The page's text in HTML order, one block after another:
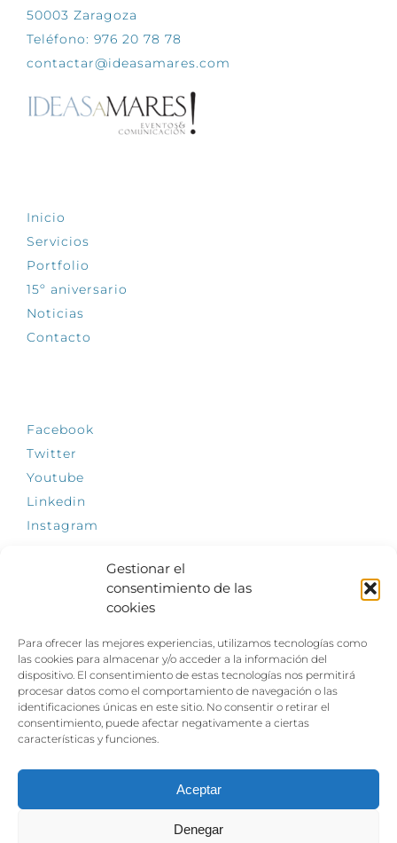
Gestionar el
consentimiento de las
cookies
Para ofrecer las mejores experiencias, utilizamos tecnologías como
las cookies para almacenar y/o acceder a la información del
dispositivo. El consentimiento de estas tecnologías nos permitirá
procesar datos como el comportamiento de navegación o las
identificaciones únicas en este sitio. No consentir o retirar el
consentimiento, puede afectar negativamente a ciertas
características y funciones.
Aceptar
Denegar
50003 Zaragoza
Teléfono: 976 20 78 78
contactar@ideasamares.com
Inicio
Servicios
Portfolio
15º aniversario
Noticias
Contacto
Facebook
Twitter
Youtube
Linkedin
Instagram
El empleo, la gran llave para una vida
independiente: Fundación Dfa reclama un
impulso decidido a la inclusión laboral de las
personas con discapacidad
Clown, circo y magia: el Jardín de las Artes
de julio con su segundo “Festival